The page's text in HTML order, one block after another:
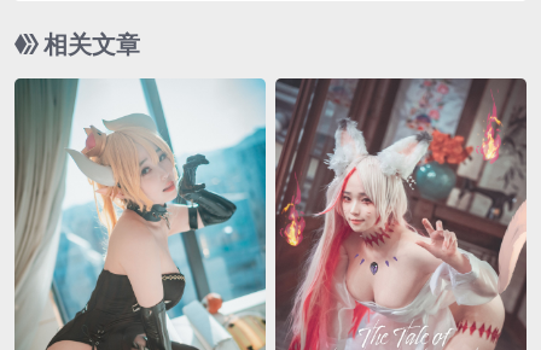
相关文章